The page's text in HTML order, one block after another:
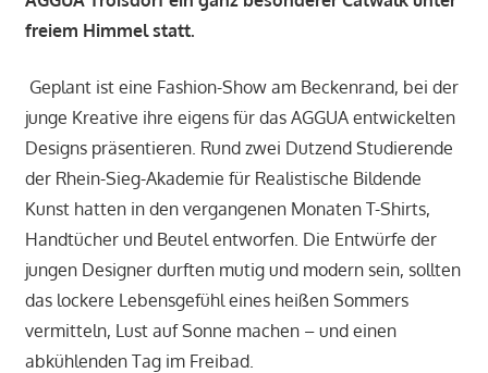
freiem Himmel statt.
Geplant ist eine Fashion-Show am Beckenrand, bei der
junge Kreative ihre eigens für das AGGUA entwickelten
Designs präsentieren. Rund zwei Dutzend Studierende
der Rhein-Sieg-Akademie für Realistische Bildende
Kunst hatten in den vergangenen Monaten T-Shirts,
Handtücher und Beutel entworfen. Die Entwürfe der
jungen Designer durften mutig und modern sein, sollten
das lockere Lebensgefühl eines heißen Sommers
vermitteln, Lust auf Sonne machen – und einen
abkühlenden Tag im Freibad.